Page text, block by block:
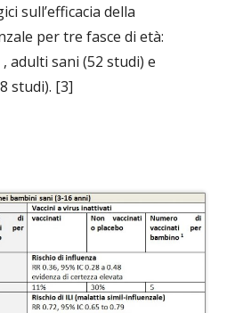
sull’efficacia della
per tre fasce di età:
adulti sani (52 studi) e
studi). [3]